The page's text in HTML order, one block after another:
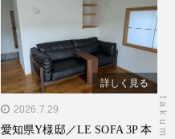
" alt="愛知県Y様邸／LE
SOFA 3P 本革"/>
詳しく見る
2026.7.29
愛知県Y様邸／LE SOFA 3P 本